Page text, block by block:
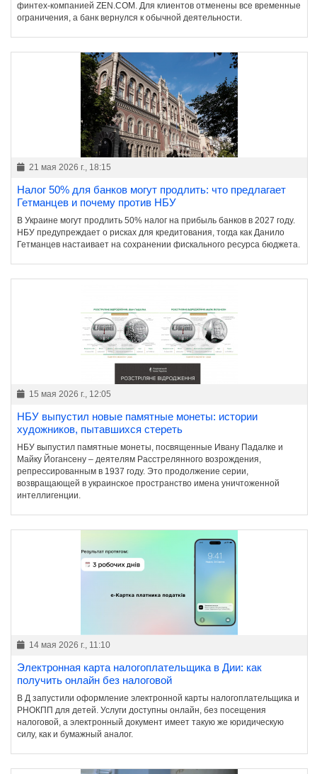
финтех-компанией ZEN.COM. Для клиентов отменены все временные
ограничения, а банк вернулся к обычной деятельности.
21 мая 2026 г., 18:15
Налог 50% для банков могут продлить: что предлагает
Гетманцев и почему против НБУ
В Украине могут продлить 50% налог на прибыль банков в 2027 году.
НБУ предупреждает о рисках для кредитования, тогда как Данило
Гетманцев настаивает на сохранении фискального ресурса бюджета.
15 мая 2026 г., 12:05
НБУ выпустил новые памятные монеты: истории
художников, пытавшихся стереть
НБУ выпустил памятные монеты, посвященные Ивану Падалке и
Майку Йогансену – деятелям Расстрелянного возрождения,
репрессированным в 1937 году. Это продолжение серии,
возвращающей в украинское пространство имена уничтоженной
интеллигенции.
14 мая 2026 г., 11:10
Электронная карта налогоплательщика в Дии: как
получить онлайн без налоговой
В Д запустили оформление электронной карты налогоплательщика и
РНОКПП для детей. Услуги доступны онлайн, без посещения
налоговой, а электронный документ имеет такую же юридическую
силу, как и бумажный аналог.